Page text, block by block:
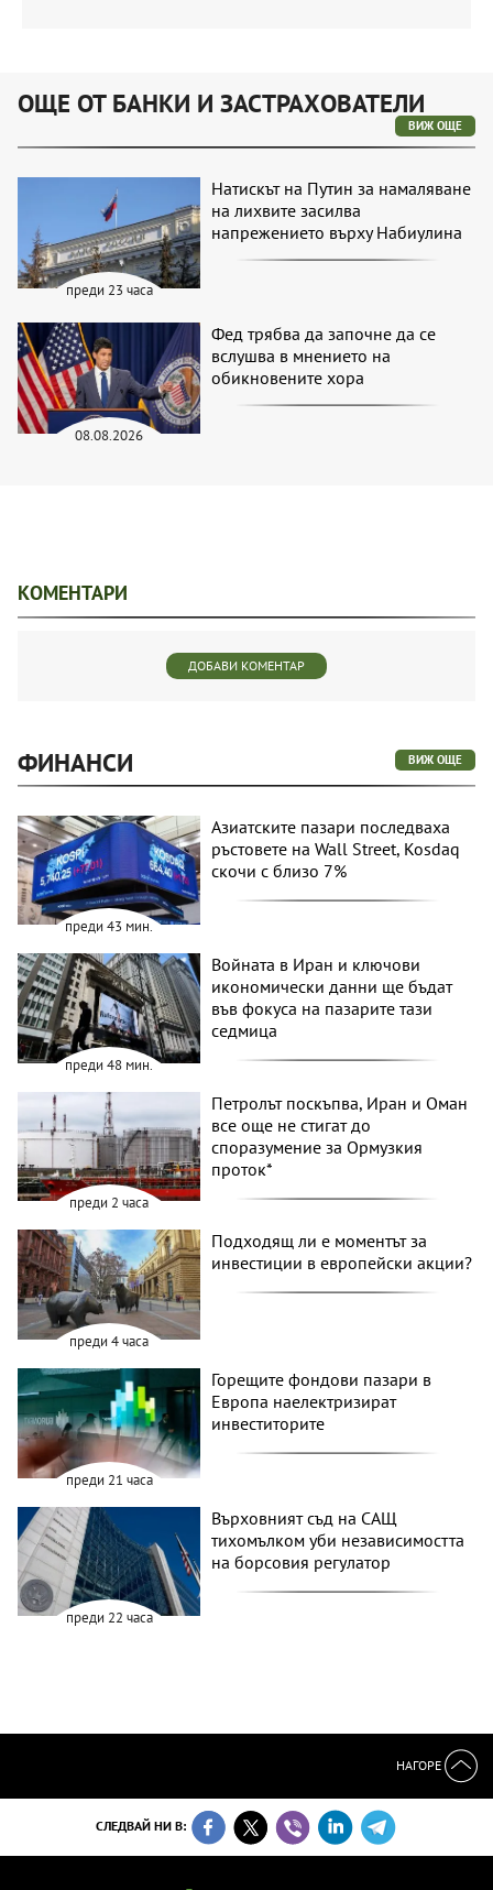
ОЩЕ ОТ БАНКИ И ЗАСТРАХОВАТЕЛИ
ВИЖ ОЩЕ
преди 23 часа
Натискът на Путин за намаляване
на лихвите засилва
напрежението върху Набиулина
08.08.2026
Фед трябва да започне да се
вслушва в мнението на
обикновените хора
КОМЕНТАРИ
ДОБАВИ КОМЕНТАР
ФИНАНСИ ВИЖ ОЩЕ
преди 43 мин.
Азиатските пазари последваха
ръстовете на Wall Street, Kosdaq
скочи с близо 7%
преди 48 мин.
Войната в Иран и ключови
икономически данни ще бъдат
във фокуса на пазарите тази
седмица
преди 2 часа
Петролът поскъпва, Иран и Оман
все още не стигат до
споразумение за Ормузкия
проток*
преди 4 часа
Подходящ ли е моментът за
инвестиции в европейски акции?
преди 21 часа
Горещите фондови пазари в
Европа наелектризират
инвеститорите
преди 22 часа
Върховният съд на САЩ
тихомълком уби независимостта
на борсовия регулатор
НАГОРЕ
СЛЕДВАЙ НИ В: